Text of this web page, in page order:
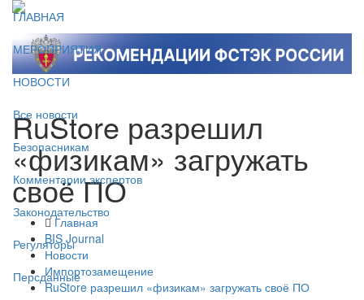
ГЛАВНАЯ
МЕРОПРИЯТИЯ
НОВОСТИ
Все новости
Безопасникам
Комментарии экспертов
Законодательство
Регуляторы
Персданные
RuStore разрешил
«физикам» загружать
своё ПО
Главная
BIS Journal
Новости
Импортозамещение
RuStore разрешил «физикам» загружать своё ПО